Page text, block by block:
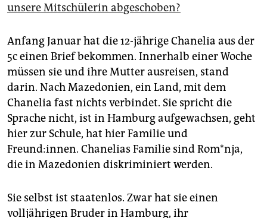
unsere Mitschülerin abgeschoben?
Anfang Januar hat die 12-jährige Chanelia aus der
5c einen Brief bekommen. Innerhalb einer Woche
müssen sie und ihre Mutter ausreisen, stand
darin. Nach Mazedonien, ein Land, mit dem
Chanelia fast nichts verbindet. Sie spricht die
Sprache nicht, ist in Hamburg aufgewachsen, geht
hier zur Schule, hat hier Familie und
Freund:innen. Chanelias Familie sind Rom*nja,
die in Mazedonien diskriminiert werden.
Sie selbst ist staatenlos. Zwar hat sie einen
volljährigen Bruder in Hamburg, ihr